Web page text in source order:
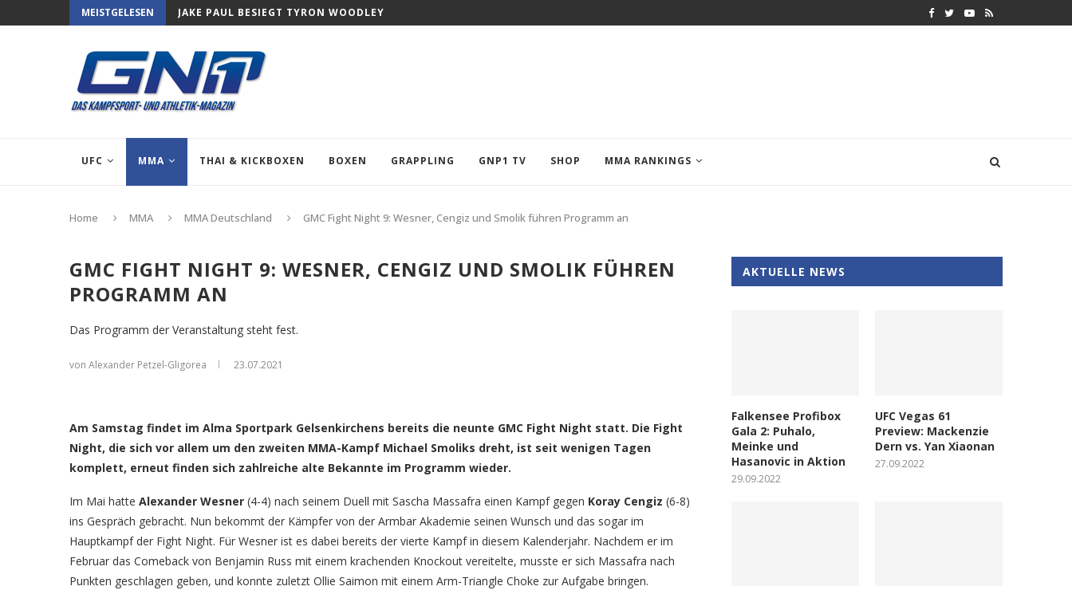
MEISTGELESEN JAKE PAUL BESIEGT TYRON WOODLEY
UFC MMA THAI & KICKBOXEN BOXEN GRAPPLING GNP1 TV SHOP MMA RANKINGS
Home MMA MMA Deutschland GMC Fight Night 9: Wesner, Cengiz und Smolik führen Programm an
GMC FIGHT NIGHT 9: WESNER, CENGIZ UND SMOLIK FÜHREN
PROGRAMM AN
Das Programm der Veranstaltung steht fest.
von Alexander Petzel-Gligorea 23.07.2021
Am Samstag findet im Alma Sportpark Gelsenkirchens bereits die neunte GMC Fight Night statt. Die Fight
Night, die sich vor allem um den zweiten MMA-Kampf Michael Smoliks dreht, ist seit wenigen Tagen
komplett, erneut finden sich zahlreiche alte Bekannte im Programm wieder.
Im Mai hatte Alexander Wesner (4-4) nach seinem Duell mit Sascha Massafra einen Kampf gegen Koray Cengiz (6-8)
ins Gespräch gebracht. Nun bekommt der Kämpfer von der Armbar Akademie seinen Wunsch und das sogar im
Hauptkampf der Fight Night. Für Wesner ist es dabei bereits der vierte Kampf in diesem Kalenderjahr. Nachdem er im
Februar das Comeback von Benjamin Russ mit einem krachenden Knockout vereitelte, musste er sich Massafra nach
Punkten geschlagen geben, und konnte zuletzt Ollie Saimon mit einem Arm-Triangle Choke zur Aufgabe bringen.
AKTUELLE NEWS
Falkensee Profibox
Gala 2: Puhalo,
Meinke und
Hasanovic in Aktion
29.09.2022
UFC Vegas 61
Preview: Mackenzie
Dern vs. Yan Xiaonan
27.09.2022